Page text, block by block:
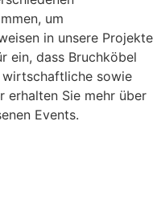
um
in unsere Projekte
ein, dass Bruchköbel
sowie
erhalten Sie mehr über
Events.